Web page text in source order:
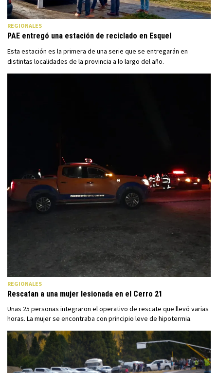
REGIONALES
PAE entregó una estación de reciclado en Esquel
Esta estación es la primera de una serie que se entregarán en
distintas localidades de la provincia a lo largo del año.
REGIONALES
Rescatan a una mujer lesionada en el Cerro 21
Unas 25 personas integraron el operativo de rescate que llevó varias
horas. La mujer se encontraba con principio leve de hipotermia.